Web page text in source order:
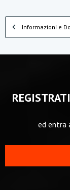
Informazioni e
ed entra